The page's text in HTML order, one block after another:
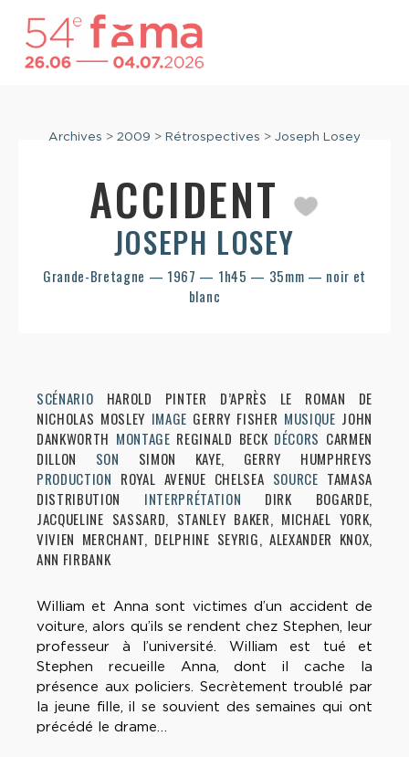
Archives > 2009 > Rétrospectives > Joseph Losey
ACCIDENT
JOSEPH LOSEY
Grande-Bretagne — 1967 — 1h45 — 35mm — noir et
blanc
SCÉNARIO HAROLD PINTER D’APRÈS LE ROMAN DE
NICHOLAS MOSLEY IMAGE GERRY FISHER MUSIQUE JOHN
DANKWORTH MONTAGE REGINALD BECK DÉCORS CARMEN
DILLON SON SIMON KAYE, GERRY HUMPHREYS
PRODUCTION ROYAL AVENUE CHELSEA SOURCE TAMASA
DISTRIBUTION INTERPRÉTATION DIRK BOGARDE,
JACQUELINE SASSARD, STANLEY BAKER, MICHAEL YORK,
VIVIEN MERCHANT, DELPHINE SEYRIG, ALEXANDER KNOX,
ANN FIRBANK
William et Anna sont victimes d’un accident de
voiture, alors qu’ils se rendent chez Stephen, leur
professeur à l’université. William est tué et
Stephen recueille Anna, dont il cache la
présence aux policiers. Secrètement troublé par
la jeune fille, il se souvient des semaines qui ont
précédé le drame…